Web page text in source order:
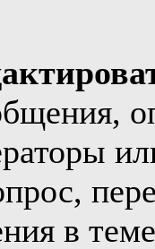
в